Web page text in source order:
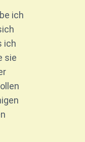
ich
ich
sie